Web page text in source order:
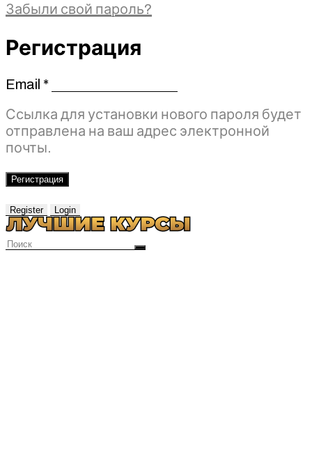
Забыли свой пароль?
Регистрация
Email *Обязательно
Ссылка для установки нового пароля будет
отправлена ​​на ваш адрес электронной
почты.
Регистрация
Register Login